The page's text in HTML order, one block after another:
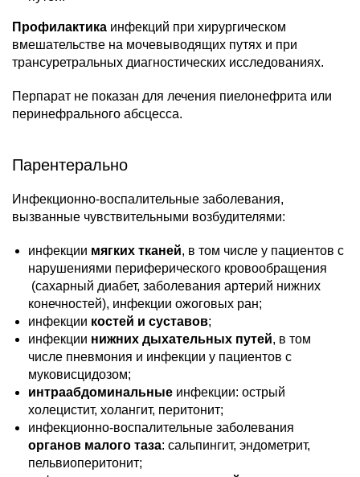
Профилактика инфекций при хирургическом
вмешательстве на мочевыводящих путях и при
трансуретральных диагностических исследованиях.
Перпарат не показан для лечения пиелонефрита или
перинефрального абсцесса.
Парентерально
Инфекционно-воспалительные заболевания,
вызванные чувствительными возбудителями:
инфекции мягких тканей, в том числе у пациентов с
нарушениями периферического кровообращения
(сахарный диабет, заболевания артерий нижних
конечностей), инфекции ожоговых ран;
инфекции костей и суставов;
инфекции нижних дыхательных путей, в том
числе пневмония и инфекции у пациентов с
муковисцидозом;
интраабдоминальные инфекции: острый
холецистит, холангит, перитонит;
инфекционно-воспалительные заболевания
органов малого таза: сальпингит, эндометрит,
пельвиоперитонит;